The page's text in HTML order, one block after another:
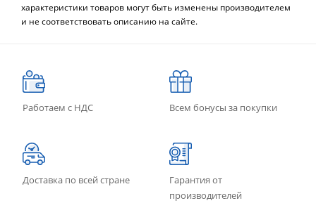
характеристики товаров могут быть изменены производителем
и не соответствовать описанию на сайте.
Работаем с НДС Всем бонусы за покупки
Доставка по всей стране
Гарантия от
производителей